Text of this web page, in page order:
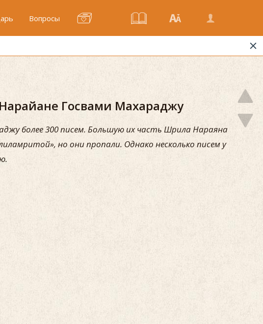
Вопросы
Госвами Махараджу
более 300 писем. Большую их часть Шрила Нараяна
но они пропали. Однако несколько писем у